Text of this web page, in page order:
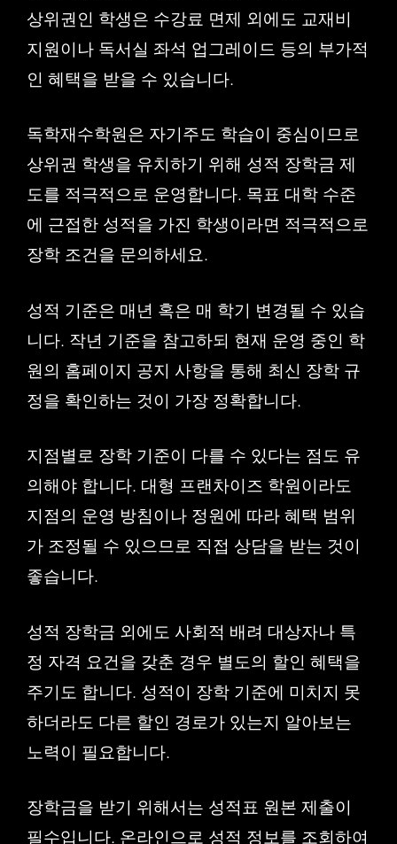
상위권인 학생은 수강료 면제 외에도 교재비
지원이나 독서실 좌석 업그레이드 등의 부가적
인 혜택을 받을 수 있습니다.
독학재수학원은 자기주도 학습이 중심이므로
상위권 학생을 유치하기 위해 성적 장학금 제
도를 적극적으로 운영합니다. 목표 대학 수준
에 근접한 성적을 가진 학생이라면 적극적으로
장학 조건을 문의하세요.
성적 기준은 매년 혹은 매 학기 변경될 수 있습
니다. 작년 기준을 참고하되 현재 운영 중인 학
원의 홈페이지 공지 사항을 통해 최신 장학 규
정을 확인하는 것이 가장 정확합니다.
지점별로 장학 기준이 다를 수 있다는 점도 유
의해야 합니다. 대형 프랜차이즈 학원이라도
지점의 운영 방침이나 정원에 따라 혜택 범위
가 조정될 수 있으므로 직접 상담을 받는 것이
좋습니다.
성적 장학금 외에도 사회적 배려 대상자나 특
정 자격 요건을 갖춘 경우 별도의 할인 혜택을
주기도 합니다. 성적이 장학 기준에 미치지 못
하더라도 다른 할인 경로가 있는지 알아보는
노력이 필요합니다.
장학금을 받기 위해서는 성적표 원본 제출이
필수입니다. 온라인으로 성적 정보를 조회하여